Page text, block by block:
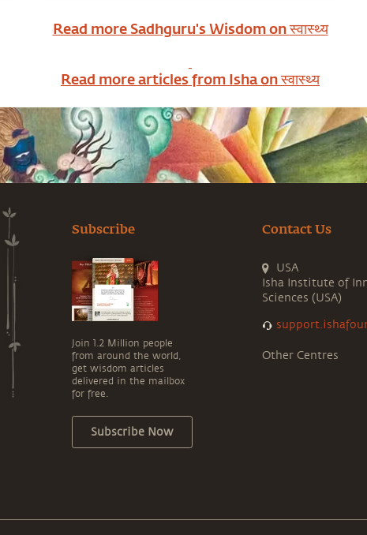
Read more Sadhguru's Wisdom onस्वास्थ्य
Read more articles from Isha onस्वास्थ्य
Subscribe
Join 1.2 Million people
from around the world,
get wisdom articles
delivered in the mailbox
for free.
Subscribe Now
Contact Us
USA
Isha Institute of
Sciences (USA)
Other Centres